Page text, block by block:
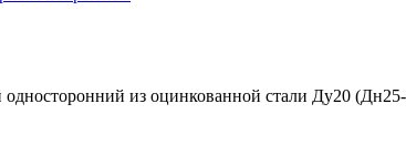
из оцинкованной стали Ду20